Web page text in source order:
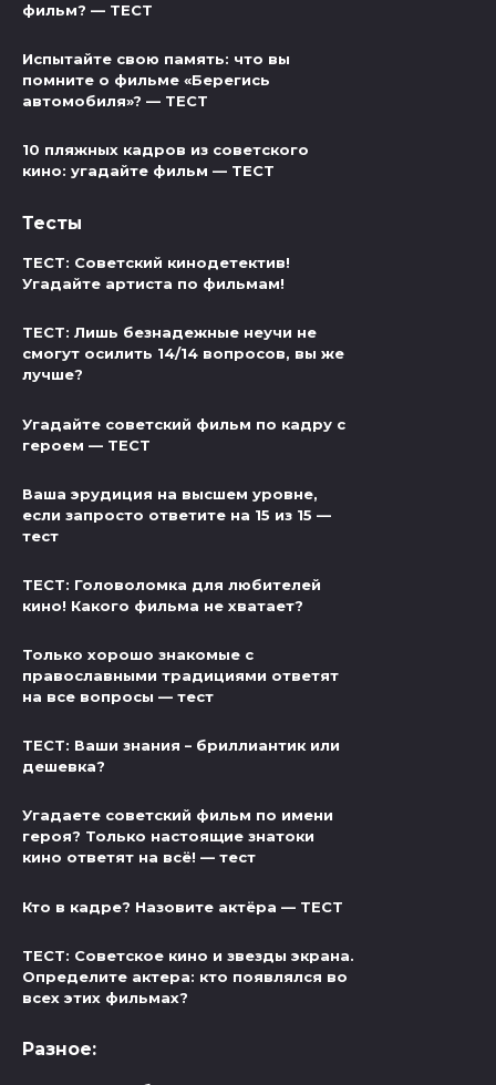
фильм? — ТЕСТ
Испытайте свою память: что вы
помните о фильме «Берегись
автомобиля»? — ТЕСТ
10 пляжных кадров из советского
кино: угадайте фильм — ТЕСТ
Тесты
ТЕСТ: Советский кинодетектив!
Угадайте артиста по фильмам!
ТЕСТ: Лишь безнадежные неучи не
смогут осилить 14/14 вопросов, вы же
лучше?
Угадайте советский фильм по кадру с
героем — ТЕСТ
Ваша эрудиция на высшем уровне,
если запросто ответите на 15 из 15 —
тест
ТЕСТ: Головоломка для любителей
кино! Какого фильма не хватает?
Только хорошо знакомые с
православными традициями ответят
на все вопросы — тест
ТЕСТ: Ваши знания – бриллиантик или
дешевка?
Угадаете советский фильм по имени
героя? Только настоящие знатоки
кино ответят на всё! — тест
Кто в кадре? Назовите актёра — ТЕСТ
ТЕСТ: Советское кино и звезды экрана.
Определите актера: кто появлялся во
всех этих фильмах?
Разное: